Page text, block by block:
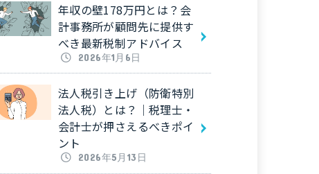
年収の壁178万円とは？会
計事務所が顧問先に提供す
べき最新税制アドバイス
2026年1月6日
法人税引き上げ（防衛特別
法人税）とは？｜税理士・
会計士が押さえるべきポイ
ント
2026年5月13日